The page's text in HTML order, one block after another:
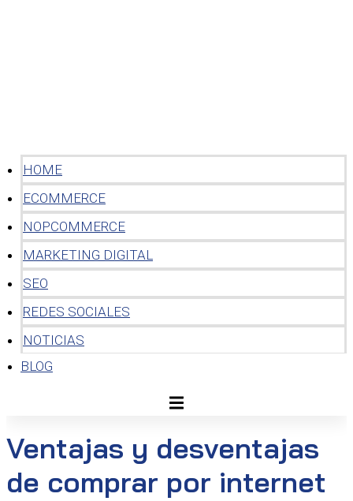
HOME
ECOMMERCE
NOPCOMMERCE
MARKETING DIGITAL
SEO
REDES SOCIALES
NOTICIAS
BLOG
Ventajas y desventajas
de comprar por internet